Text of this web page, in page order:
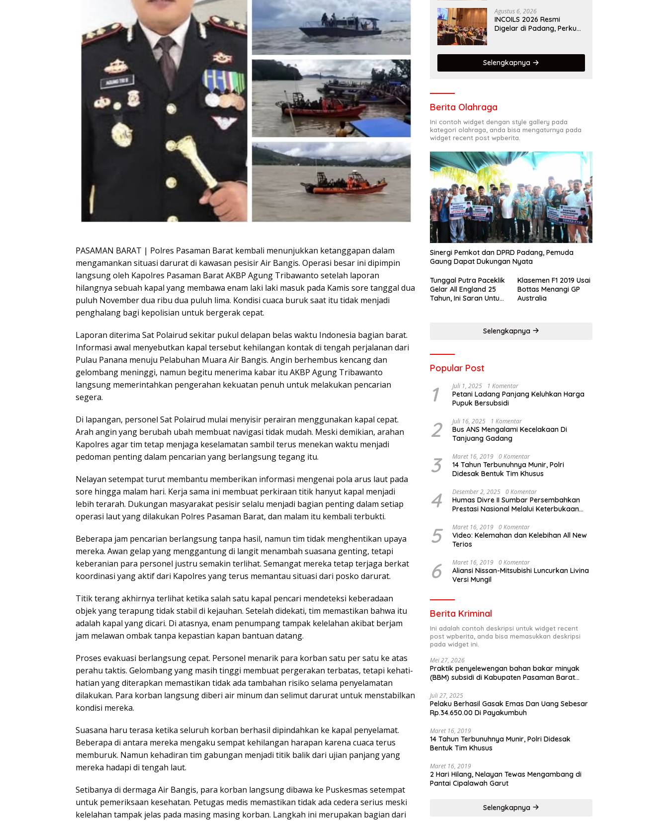
PASAMAN BARAT | Polres Pasaman Barat kembali menunjukkan ketanggapan dalam
mengamankan situasi darurat di kawasan pesisir Air Bangis. Operasi besar ini dipimpin
langsung oleh Kapolres Pasaman Barat AKBP Agung Tribawanto setelah laporan
hilangnya sebuah kapal yang membawa enam laki laki masuk pada Kamis sore tanggal dua
puluh November dua ribu dua puluh lima. Kondisi cuaca buruk saat itu tidak menjadi
penghalang bagi kepolisian untuk bergerak cepat.
Laporan diterima Sat Polairud sekitar pukul delapan belas waktu Indonesia bagian barat.
Informasi awal menyebutkan kapal tersebut kehilangan kontak di tengah perjalanan dari
Pulau Panana menuju Pelabuhan Muara Air Bangis. Angin berhembus kencang dan
gelombang meninggi, namun begitu menerima kabar itu AKBP Agung Tribawanto
langsung memerintahkan pengerahan kekuatan penuh untuk melakukan pencarian
segera.
Di lapangan, personel Sat Polairud mulai menyisir perairan menggunakan kapal cepat.
Arah angin yang berubah ubah membuat navigasi tidak mudah. Meski demikian, arahan
Kapolres agar tim tetap menjaga keselamatan sambil terus menekan waktu menjadi
pedoman penting dalam pencarian yang berlangsung tegang itu.
Nelayan setempat turut membantu memberikan informasi mengenai pola arus laut pada
sore hingga malam hari. Kerja sama ini membuat perkiraan titik hanyut kapal menjadi
lebih terarah. Dukungan masyarakat pesisir selalu menjadi bagian penting dalam setiap
operasi laut yang dilakukan Polres Pasaman Barat, dan malam itu kembali terbukti.
Beberapa jam pencarian berlangsung tanpa hasil, namun tim tidak menghentikan upaya
mereka. Awan gelap yang menggantung di langit menambah suasana genting, tetapi
keberanian para personel justru semakin terlihat. Semangat mereka tetap terjaga berkat
koordinasi yang aktif dari Kapolres yang terus memantau situasi dari posko darurat.
Titik terang akhirnya terlihat ketika salah satu kapal pencari mendeteksi keberadaan
objek yang terapung tidak stabil di kejauhan. Setelah didekati, tim memastikan bahwa itu
adalah kapal yang dicari. Di atasnya, enam penumpang tampak kelelahan akibat berjam
jam melawan ombak tanpa kepastian kapan bantuan datang.
Proses evakuasi berlangsung cepat. Personel menarik para korban satu per satu ke atas
perahu taktis. Gelombang yang masih tinggi membuat pergerakan terbatas, tetapi kehati-
hatian yang diterapkan memastikan tidak ada tambahan risiko selama penyelamatan
dilakukan. Para korban langsung diberi air minum dan selimut darurat untuk menstabilkan
kondisi mereka.
Suasana haru terasa ketika seluruh korban berhasil dipindahkan ke kapal penyelamat.
Beberapa di antara mereka mengaku sempat kehilangan harapan karena cuaca terus
memburuk. Namun kehadiran tim gabungan menjadi titik balik dari ujian panjang yang
mereka hadapi di tengah laut.
Setibanya di dermaga Air Bangis, para korban langsung dibawa ke Puskesmas setempat
untuk pemeriksaan kesehatan. Petugas medis memastikan tidak ada cedera serius meski
kelelahan tampak jelas pada masing masing korban. Langkah ini merupakan bagian dari
Agustus 6, 2026
INCOILS 2026 Resmi
Digelar di Padang, Perkuat
Selengkapnya
Berita Olahraga
Ini contoh widget dengan style gallery pada
kategori olahraga, anda bisa mengaturnya pada
widget recent post wpberita.
Sinergi Pemkot dan DPRD Padang, Pemuda
Gaung Dapat Dukungan Nyata
Tunggal Putra Paceklik
Gelar All England 25
Tahun, Ini Saran Untuk
Klasemen F1 2019 Usai
Bottas Menangi GP
Australia
Selengkapnya
Popular Post
1 Juli 1, 2025 1 Komentar
Petani Ladang Panjang Keluhkan Harga
Pupuk Bersubsidi
2 Juli 16, 2025 1 Komentar
Bus ANS Mengalami Kecelakaan Di
Tanjuang Gadang
3 Maret 16, 2019 0 Komentar
14 Tahun Terbunuhnya Munir, Polri
Didesak Bentuk Tim Khusus
4 Desember 2, 2025 0 Komentar
Humas Divre II Sumbar Persembahkan
Prestasi Nasional Melalui Keterbukaan
5 Maret 16, 2019 0 Komentar
Video: Kelemahan dan Kelebihan All New
Terios
6 Maret 16, 2019 0 Komentar
Aliansi Nissan-Mitsubishi Luncurkan Livina
Versi Mungil
Berita Kriminal
Ini adalah contoh deskripsi untuk widget recent
post wpberita, anda bisa memasukkan deskripsi
pada widget ini.
Mei 27, 2026
Praktik penyelewengan bahan bakar minyak
(BBM) subsidi di Kabupaten Pasaman Barat
Juli 27, 2025
Pelaku Berhasil Gasak Emas Dan Uang Sebesar
Rp.34.650.00 Di Payakumbuh
Maret 16, 2019
14 Tahun Terbunuhnya Munir, Polri Didesak
Bentuk Tim Khusus
Maret 16, 2019
2 Hari Hilang, Nelayan Tewas Mengambang di
Pantai Cipalawah Garut
Selengkapnya